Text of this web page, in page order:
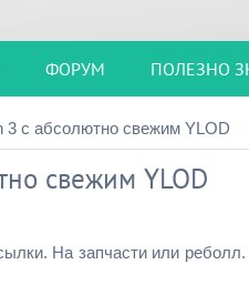
ФОРУМ ПОЛЕЗНО
3 с абсолютно свежим YLOD
свежим YLOD
На запчасти или